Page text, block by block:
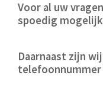
Voor al uw
spoedig
Daarnaast zijn
telefoonnummer